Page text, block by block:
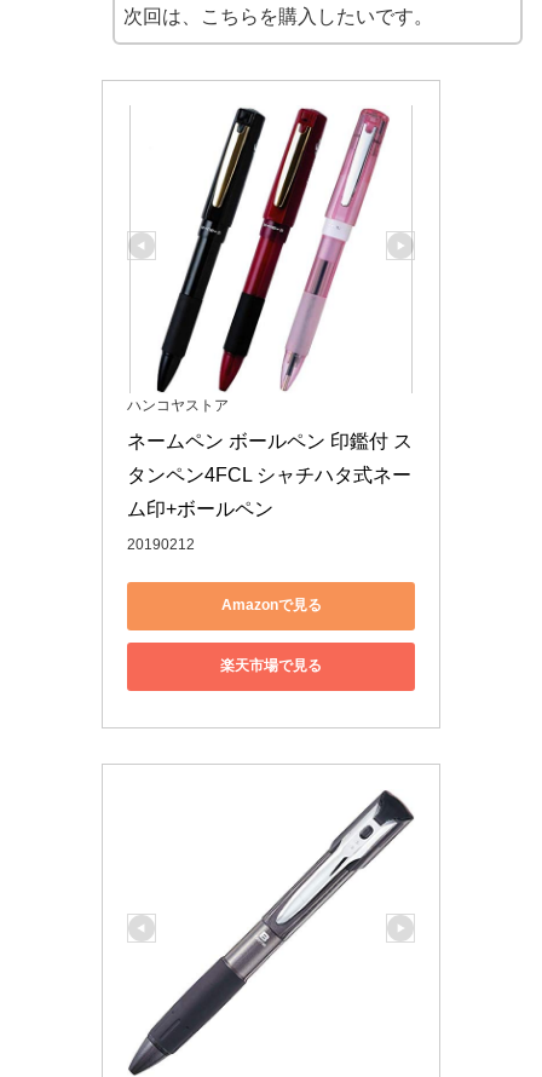
次回は、こちらを購入したいです。
ハンコヤストア
ネームペン ボールペン 印鑑付 ス
タンペン4FCL シャチハタ式ネー
ム印+ボールペン
20190212
Amazonで見る
楽天市場で見る